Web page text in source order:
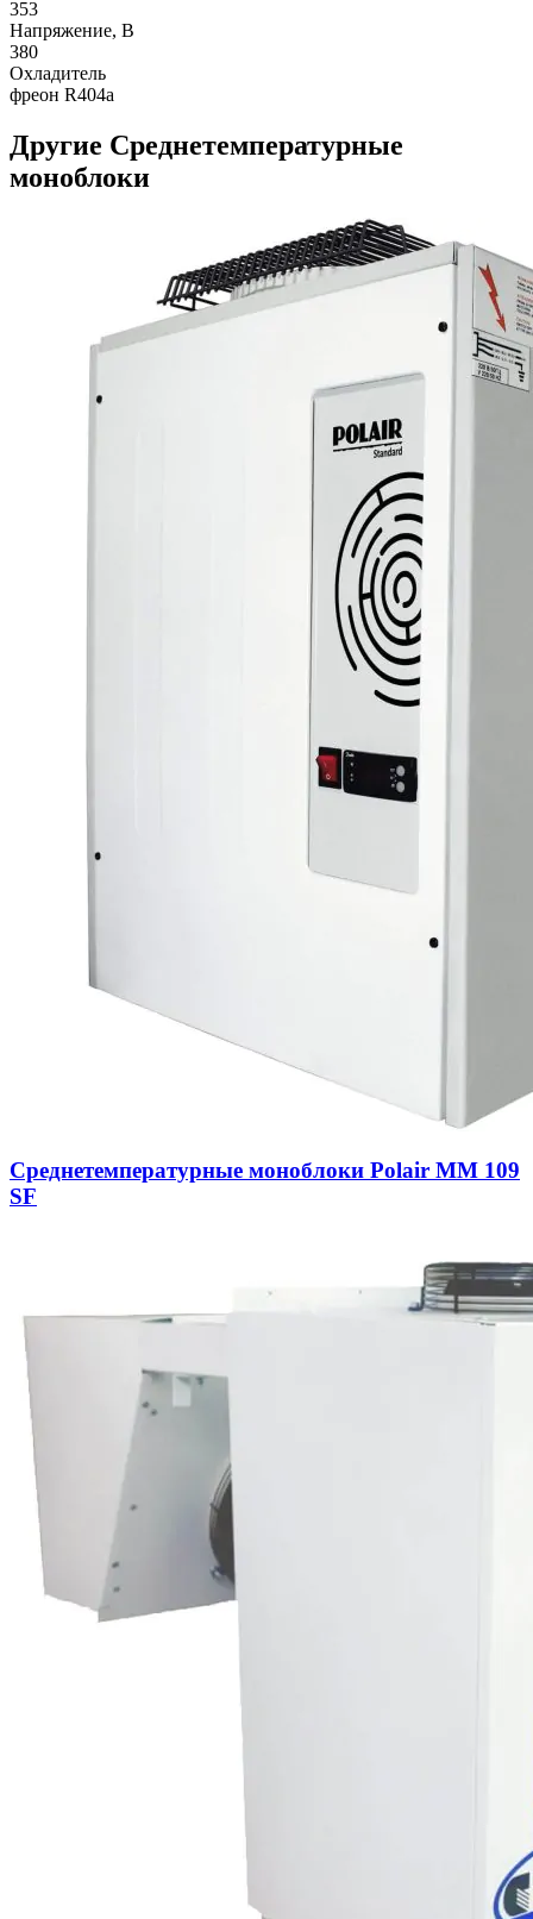
353
Напряжение, В
380
Охладитель
фреон R404a
Другие Среднетемпературные
моноблоки
Среднетемпературные моноблоки Polair MM 109
SF